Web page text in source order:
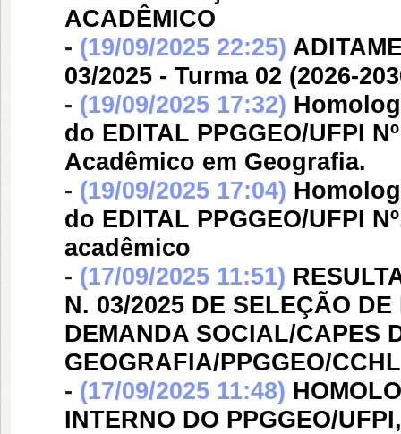
ACADÊMICO
- (19/09/2025 22:25)
03/2025 - Turma 02 (2026-
- (19/09/2025 17:32)
do EDITAL PPGGEO/UFPI
Acadêmico em Geografia.
- (19/09/2025 17:04)
do EDITAL PPGGEO/UFPI
acadêmico
- (17/09/2025 11:51)
N. 03/2025 DE SELEÇÃO
DEMANDA SOCIAL/CAPES
GEOGRAFIA/PPGGEO/
- (17/09/2025 11:48)
INTERNO DO PPGGEO/